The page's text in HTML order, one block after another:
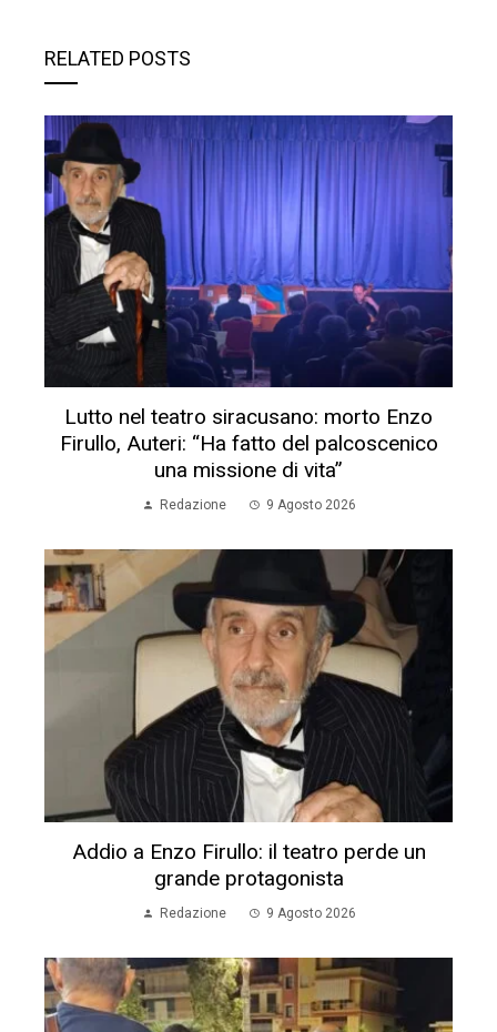
Redazione
Addio a Enzo Firullo: il teatro perde un
grande protagonista
Redazione 9 Agosto 2026
Palazzolo Acreide: il sindaco Gallo avvia la
ronda notturna
Corrado Puliatti 8 Agosto 2026